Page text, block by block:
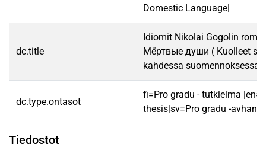
Domestic Language|
dc.title
Idiomit Nikolai Gogolin
Мёртвые души ( Kuolleet
kahdessa suomennoksessa
dc.type.ontasot
fi=Pro gradu - tutkielma
thesis|sv=Pro gradu -
Tiedostot